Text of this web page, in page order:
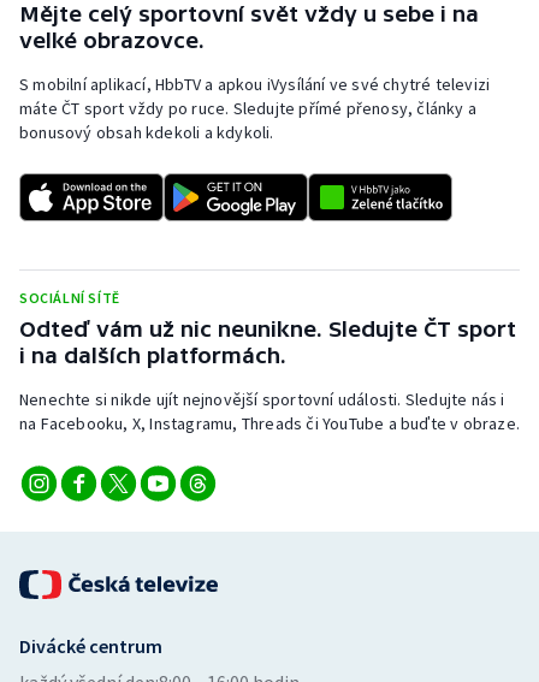
Mějte celý sportovní svět vždy u sebe i na
velké obrazovce.
S mobilní aplikací, HbbTV a apkou iVysílání ve své chytré televizi
máte ČT sport vždy po ruce. Sledujte přímé přenosy, články a
bonusový obsah kdekoli a kdykoli.
SOCIÁLNÍ SÍTĚ
Odteď vám už nic neunikne. Sledujte ČT sport
i na dalších platformách.
Nenechte si nikde ujít nejnovější sportovní události. Sledujte nás i
na Facebooku, X, Instagramu, Threads či YouTube a buďte v obraze.
Divácké centrum